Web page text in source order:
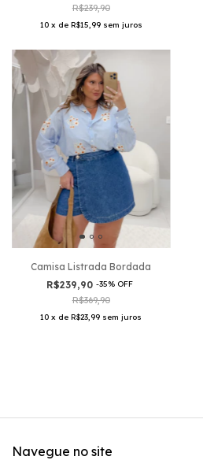
R$239,90
10 x de R$15,99 sem juros
Camisa Listrada Bordada
R$239,90 -35% OFF
R$369,90
10 x deR$23,99 sem juros
Navegue no site